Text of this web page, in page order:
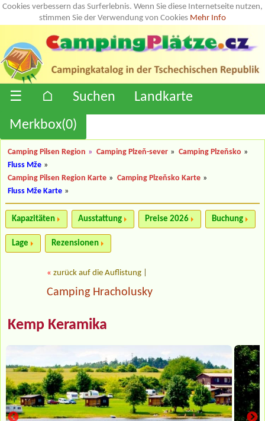
Cookies verbessern das Surferlebnis. Wenn Sie diese Internetseite nutzen,
stimmen Sie der Verwendung von Cookies Mehr Info
☰ ⌂ Suchen
Landkarte
Merkbox(0)
Camping Pilsen Region » Camping Plzeň-sever » Camping Plzeňsko »
Fluss Mže »
Camping Pilsen Region Karte » Camping Plzeňsko Karte »
Fluss Mže Karte »
Kapazitäten Ausstattung Preise 2026 Buchung
Lage Rezensionen
« zurück auf die Auflistung
Camping Hracholusky
Kemp Keramika